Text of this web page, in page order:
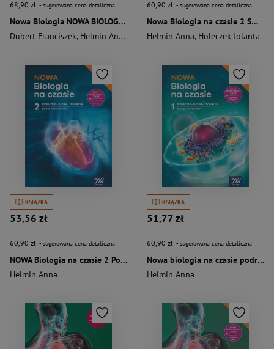
68,90 zł - sugerowana cena detaliczna
Nowa Biologia NOWA BIOLOGIA NA CZASIE podręcznik część 3 zakres rozszerzony EDYCJA 2026
Dubert Franciszek, Helmin Anna Stanisław Krawczyk
60,90 zł - sugerowana cena detaliczna
Nowa Biologia na czasie 2 SMARTBOOK liceum i technikum zakres podstawowy EDYCJA 2026
Helmin Anna, Holeczek Jolanta
KSIĄŻKA
53,56 zł
60,90 zł - sugerowana cena detaliczna
NOWA Biologia na czasie 2 Podręcznik Zakres podstawowy Liceum Technikum
Helmin Anna
KSIĄŻKA
51,77 zł
60,90 zł - sugerowana cena detaliczna
Nowa biologia na czasie podręcznik 1 liceum i technikum zakres podstawowy EDYCJA 2024
Helmin Anna